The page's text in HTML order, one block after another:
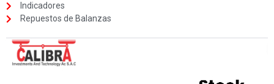
Indicadores
Repuestos de Balanzas